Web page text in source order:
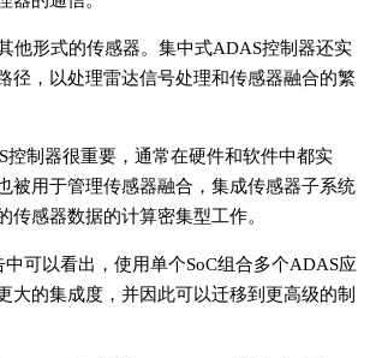
他形式的传感器。集中式ADAS控制器还实
径，以处理雷达信号处理和传感器融合的繁
控制器很重要，通常在硬件和软件中都实
被用于管理传感器融合，集成传感器子系统
传感器数据的计算密集型工作。
可以看出，使用单个SoC组合多个ADAS应
大的集成度，并因此可以迁移到更高级的制